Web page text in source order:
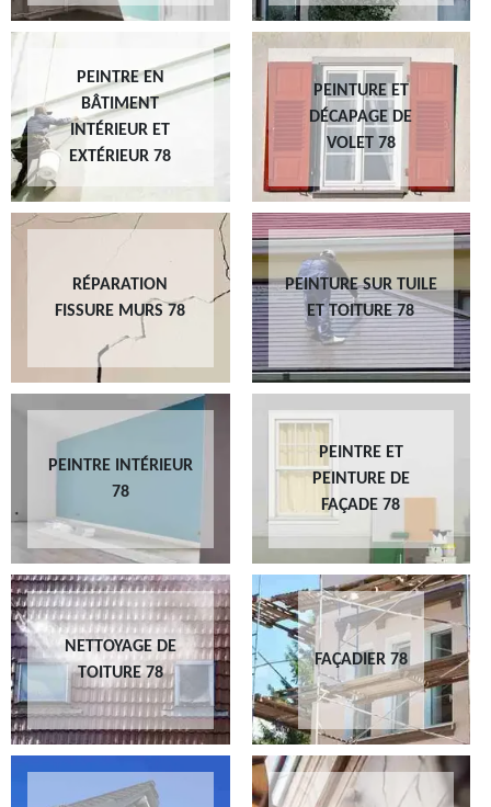
PEINTRE EN
BÂTIMENT
INTÉRIEUR ET
EXTÉRIEUR 78
PEINTURE ET
DÉCAPAGE DE
VOLET 78
RÉPARATION
FISSURE MURS 78
PEINTURE SUR TUILE
ET TOITURE 78
PEINTRE INTÉRIEUR
78
PEINTRE ET
PEINTURE DE
FAÇADE 78
NETTOYAGE DE
TOITURE 78
FAÇADIER 78